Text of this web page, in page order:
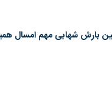
بارش شهابی مهم امسال